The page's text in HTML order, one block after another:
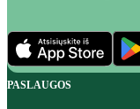
PASLAUGOS